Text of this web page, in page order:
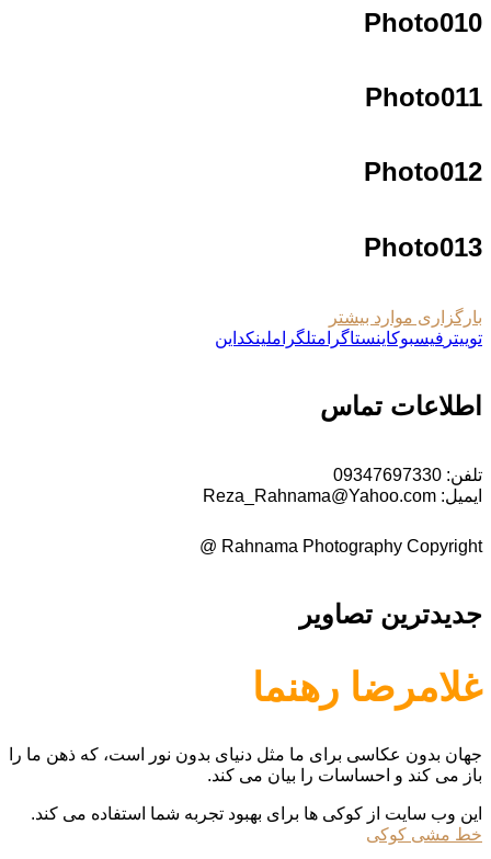
Photo010
Photo011
Photo012
Photo013
بارگزاری موارد بیشتر
توییتر فیسبوکاینستاگرامتلگراملینکداین
اطلاعات تماس
تلفن:
ایمیل:
Rahnama Photography Copyright @
جدیدترین تصاویر
غلامرضا رهنما
جهان بدون عکاسی برای ما مثل دنیای بدون نور است، که ذهن ما را
باز می کند و احساسات را بیان می کند.
این وب سایت از کوکی ها برای بهبود تجربه شما استفاده می کند.
خط مشی کوکی